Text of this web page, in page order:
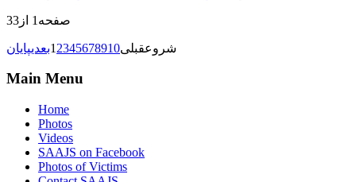
صفحه1 از33
شروعقبلی 1 2345678910 بعدیپایان
Main Menu
Home
Photos
Videos
SAAJS on Facebook
Photos of Victims